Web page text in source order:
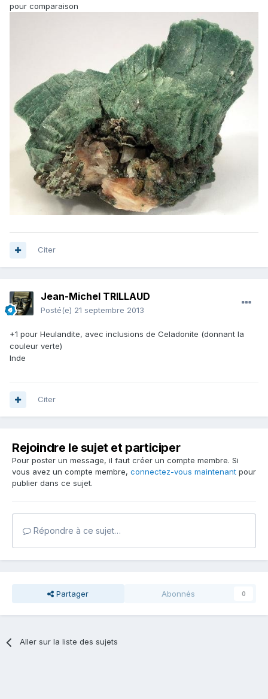
pour comparaison
Citer
Jean-Michel TRILLAUD
Posté(e) 21 septembre 2013
+1 pour Heulandite, avec inclusions de Celadonite (donnant la
couleur verte)
Inde
Citer
Rejoindre le sujet et participer
Pour poster un message, il faut créer un compte membre. Si
vous avez un compte membre, connectez-vous maintenant pour
publier dans ce sujet.
Répondre à ce sujet…
Partager Abonnés 0
Aller sur la liste des sujets